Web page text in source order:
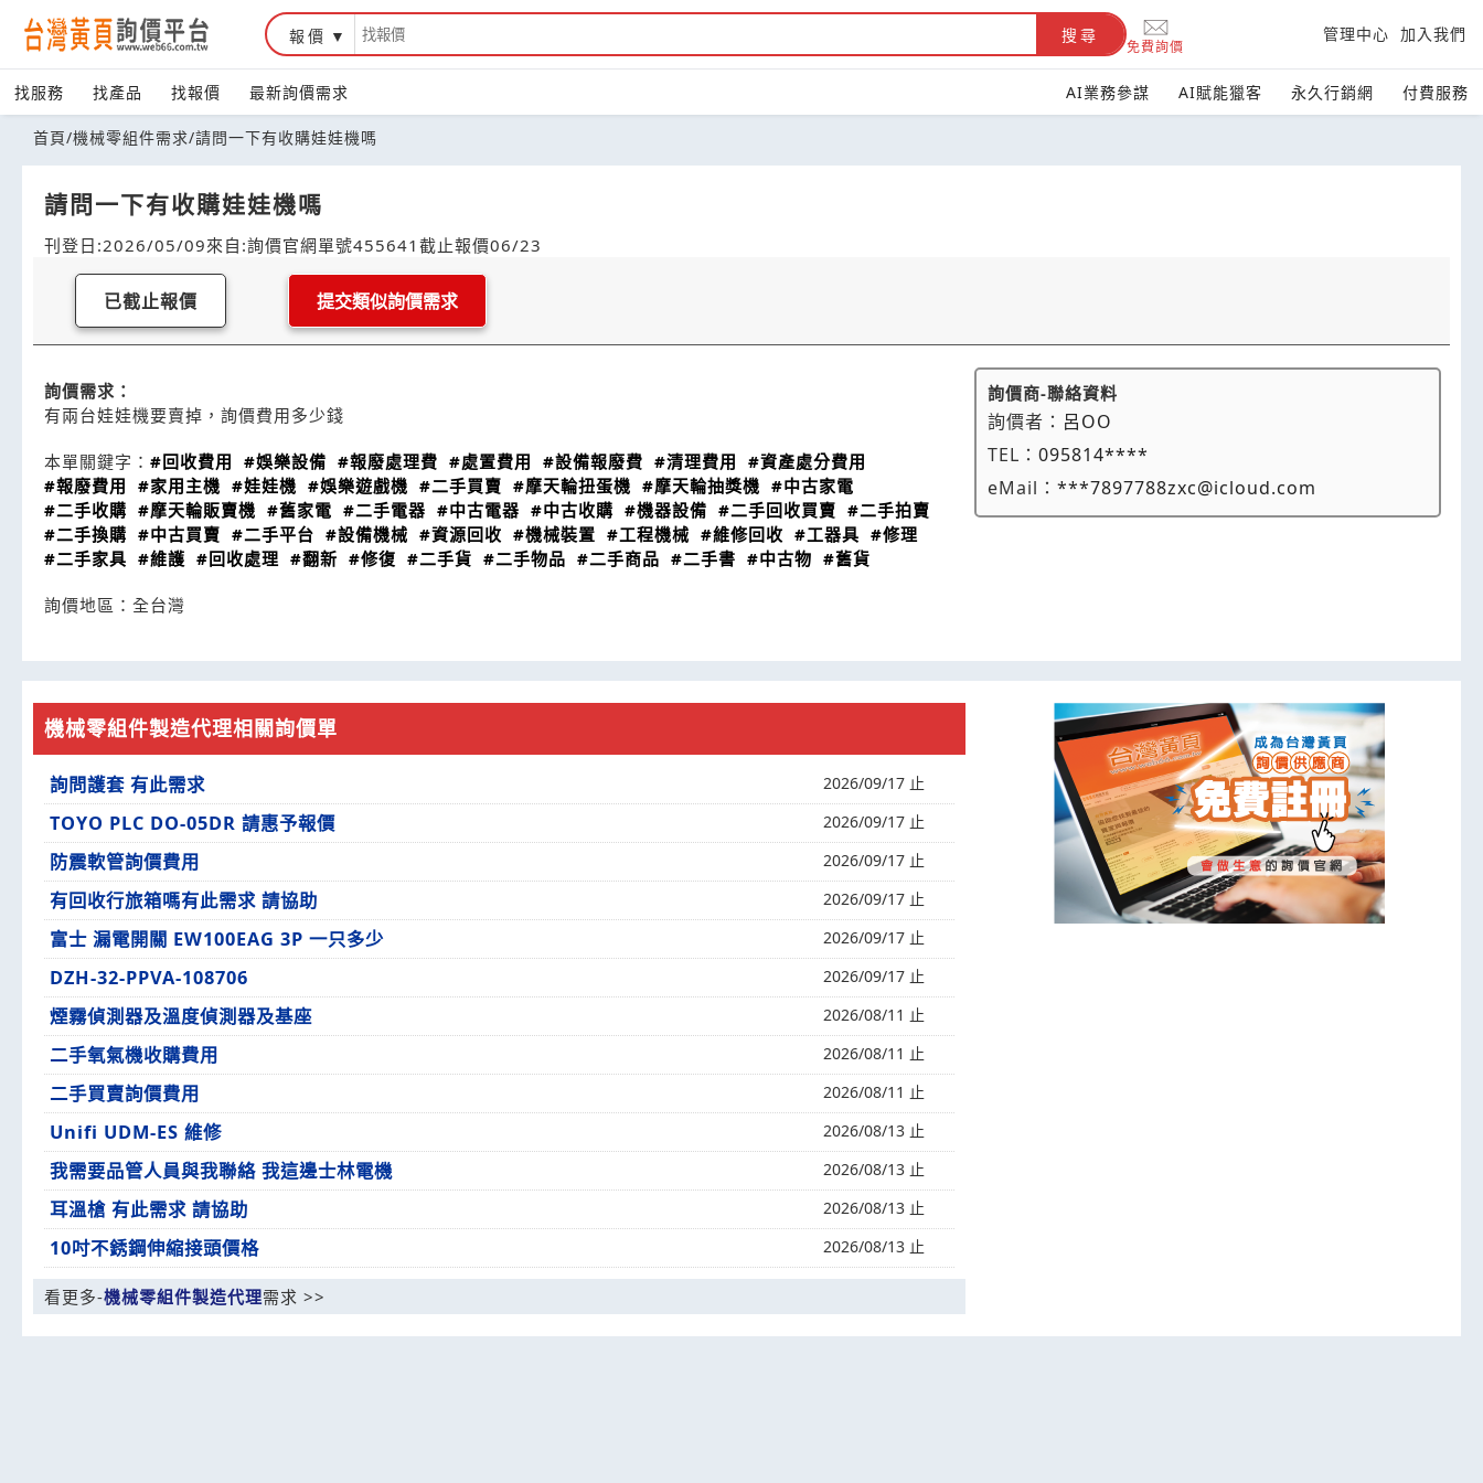
報價 搜尋
免費詢價
管理中心 加入我們
找服務 找產品 找報價 最新詢價需求 AI業務參謀 AI賦能獵客 永久行銷網 付費服務
首頁/機械零組件需求/請問一下有收購娃娃機嗎
請問一下有收購娃娃機嗎
刊登日:2026/05/09來自:詢價官網單號455641 截止報價06/23
已截止報價 提交類似詢價需求
詢價需求：
有兩台娃娃機要賣掉，詢價費用多少錢
本單關鍵字： #回收費用 #娛樂設備 #報廢處理費 #處置費用 #設備報廢費 #清理費用 #資產處分費用
#報廢費用 #家用主機 #娃娃機 #娛樂遊戲機 #二手買賣 #摩天輪扭蛋機 #摩天輪抽獎機 #中古家電
#二手收購 #摩天輪販賣機 #舊家電 #二手電器 #中古電器 #中古收購 #機器設備 #二手回收買賣 #二手拍賣
#二手換購 #中古買賣 #二手平台 #設備機械 #資源回收 #機械裝置 #工程機械 #維修回收 #工器具 #修理
#二手家具 #維護 #回收處理 #翻新 #修復 #二手貨 #二手物品 #二手商品 #二手書 #中古物 #舊貨
詢價地區： 全台灣
詢價商-聯絡資料
詢價者： 呂OO
TEL：095814****
eMail：***7897788zxc@icloud.com
機械零組件製造代理相關詢價單
詢問護套 有此需求 2026/09/17 止
TOYO PLC DO-05DR 請惠予報價 2026/09/17 止
防震軟管詢價費用 2026/09/17 止
有回收行旅箱嗎有此需求 請協助 2026/09/17 止
富士 漏電開關 EW100EAG 3P 一只多少 2026/09/17 止
DZH-32-PPVA-108706 2026/09/17 止
煙霧偵測器及溫度偵測器及基座 2026/08/11 止
二手氧氣機收購費用 2026/08/11 止
二手買賣詢價費用 2026/08/11 止
Unifi UDM-ES 維修 2026/08/13 止
我需要品管人員與我聯絡 我這邊士林電機 2026/08/13 止
耳溫槍 有此需求 請協助 2026/08/13 止
10吋不銹鋼伸縮接頭價格 2026/08/13 止
看更多-機械零組件製造代理需求 >>